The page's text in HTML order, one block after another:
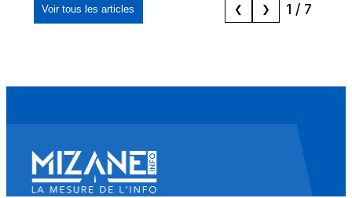
Voir tous les articles ❮ ❯ 1 / 7